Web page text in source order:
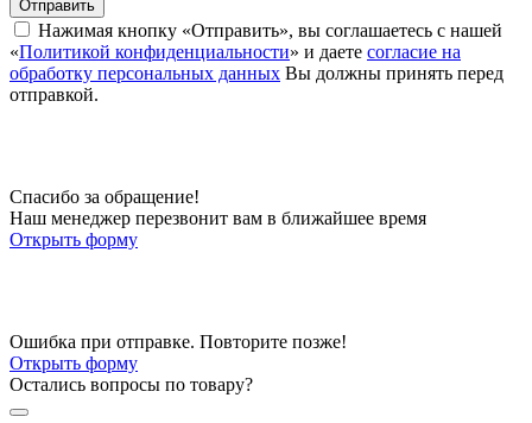
Отправить
Нажимая кнопку «Отправить», вы соглашаетесь с нашей
«Политикой конфиденциальности» и даете согласие на
обработку персональных данных Вы должны принять перед
отправкой.
Спасибо за обращение!
Наш менеджер перезвонит вам в ближайшее время
Открыть форму
Ошибка при отправке. Повторите позже!
Открыть форму
Остались вопросы по товару?